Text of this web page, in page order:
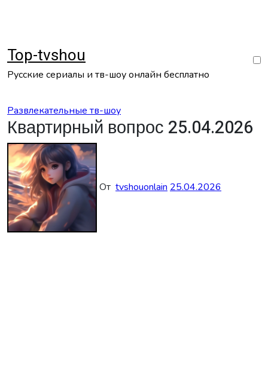
Top-tvshou
Русские сериалы и тв-шоу онлайн бесплатно
Развлекательные тв-шоу
Квартирный вопрос 25.04.2026
От tvshouonlain 25.04.2026